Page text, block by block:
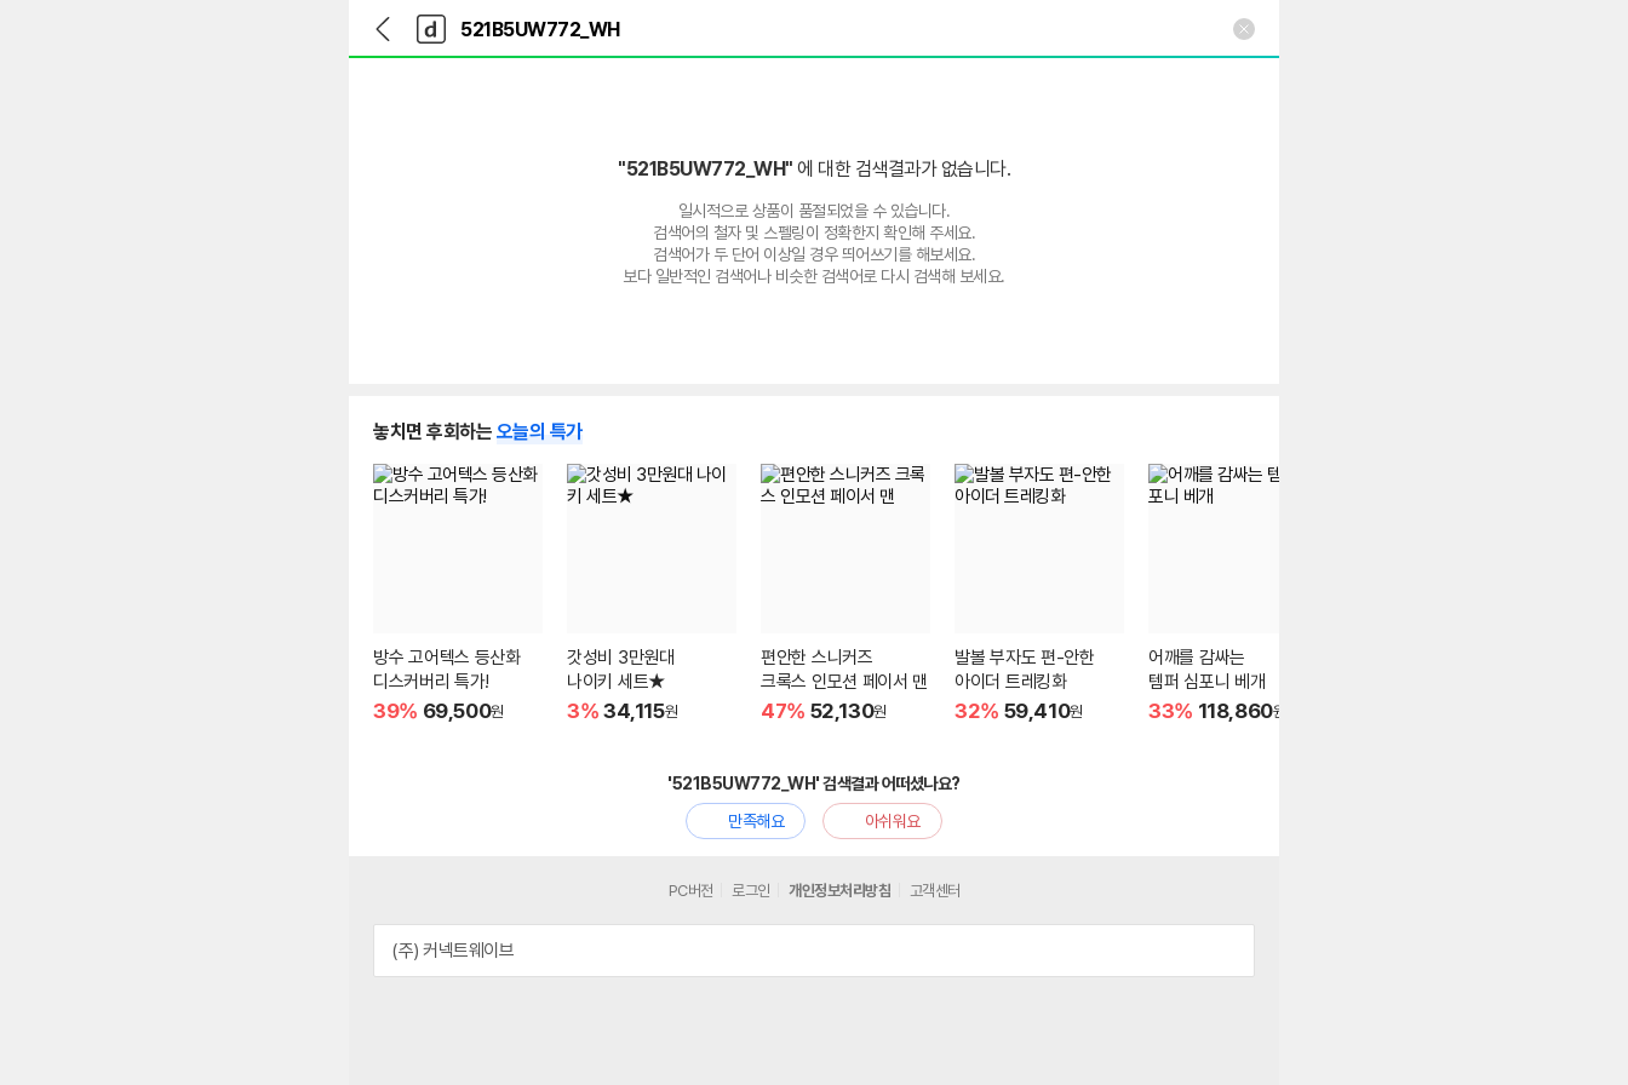
다
나
와
가
다
와
"521B5UW772_WH" 에 대한 검색결과가 없습니다.
일시적으로 상품이 품절되었을 수 있습니다.
검색어의 철자 및 스펠링이 정확한지 확인해 주세요.
검색어가 두 단어 이상일 경우 띄어쓰기를 해보세요.
보다 일반적인 검색어나 비슷한 검색어로 다시 검색해 보세요.
놓치면 후회하는 오늘의 특가
방수 고어텍스 등산화
디스커버리 특가!
39% 69,500원
갓성비 3만원대
나이키 세트★
3% 34,115원
편안한 스니커즈
크록스 인모션 페이서 맨
47% 52,130원
발볼 부자도 편-안한
아이더 트레킹화
32% 59,410원
어깨를 감싸는
템퍼 심포니 베개
33% 118,860원
'521B5UW772_WH' 검색결과 어떠셨나요?
만족해요
아쉬워요
PC버전 로그인 개인정보처리방침 고객센터
(주) 커넥트웨이브